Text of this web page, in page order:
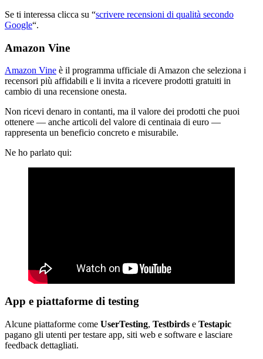
Se ti interessa clicca su “scrivere recensioni di qualità secondo
Google“.
Amazon Vine
Amazon Vine è il programma ufficiale di Amazon che seleziona i
recensori più affidabili e li invita a ricevere prodotti gratuiti in
cambio di una recensione onesta.
Non ricevi denaro in contanti, ma il valore dei prodotti che puoi
ottenere — anche articoli del valore di centinaia di euro —
rappresenta un beneficio concreto e misurabile.
Ne ho parlato qui:
App e piattaforme di testing
Alcune piattaforme come UserTesting, Testbirds e Testapic
pagano gli utenti per testare app, siti web e software e lasciare
feedback dettagliati.